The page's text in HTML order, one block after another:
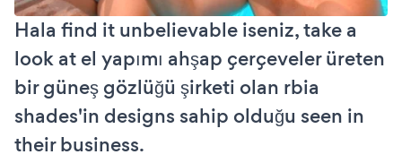
Hala find it unbelievable iseniz, take a
look at el yapımı ahşap çerçeveler üreten
bir güneş gözlüğü şirketi olan rbia
shades'in designs sahip olduğu seen in
their business.